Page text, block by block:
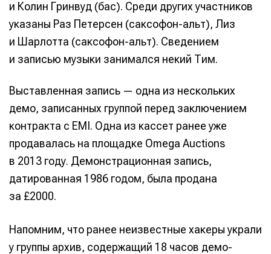
и Колин Гринвуд (бас). Среди других участников
указаны Раз Петерсен (саксофон-альт), Лиз
и Шарлотта (саксофон-альт). Сведением
и записью музыки занимался некий Тим.
Выставленная запись — одна из нескольких
демо, записанных группой перед заключением
контракта с EMI. Одна из кассет ранее уже
продавалась на площадке Omega Auctions
в 2013 году. Демонстрационная запись,
датированная 1986 годом, была продана
за £2000.
Напомним, что ранее неизвестные хакеры украли
у группы архив, содержащий 18 часов демо-